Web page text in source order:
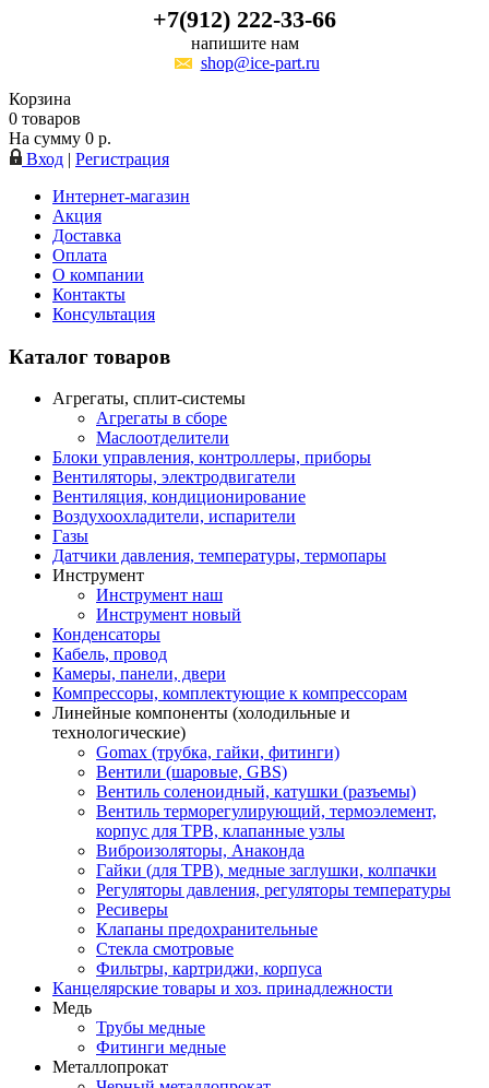
+7(912) 222-33-66
напишите нам
shop@ice-part.ru
Корзина
0 товаров
На сумму 0 р.
Вход | Регистрация
Интернет-магазин
Акция
Доставка
Оплата
О компании
Контакты
Консультация
Каталог товаров
Агрегаты, сплит-системы
Агрегаты в сборе
Маслоотделители
Блоки управления, контроллеры, приборы
Вентиляторы, электродвигатели
Вентиляция, кондиционирование
Воздухоохладители, испарители
Газы
Датчики давления, температуры, термопары
Инструмент
Инструмент наш
Инструмент новый
Конденсаторы
Кабель, провод
Камеры, панели, двери
Компрессоры, комплектующие к компрессорам
Линейные компоненты (холодильные и
технологические)
Gomax (трубка, гайки, фитинги)
Вентили (шаровые, GBS)
Вентиль соленоидный, катушки (разъемы)
Вентиль терморегулирующий, термоэлемент,
корпус для ТРВ, клапанные узлы
Виброизоляторы, Анаконда
Гайки (для ТРВ), медные заглушки, колпачки
Регуляторы давления, регуляторы температуры
Ресиверы
Клапаны предохранительные
Стекла смотровые
Фильтры, картриджи, корпуса
Канцелярские товары и хоз. принадлежности
Медь
Трубы медные
Фитинги медные
Металлопрокат